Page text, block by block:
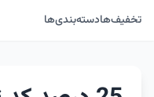
تخفیف‌هادسته‌بندی‌ها